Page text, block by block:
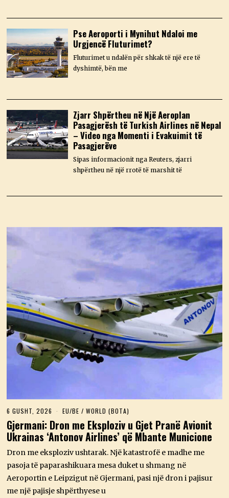
Pse Aeroporti i Mynihut Ndaloi me
Urgjencë Fluturimet?
Fluturimet u ndalën për shkak të një ere të
dyshimtë, bën me
Zjarr Shpërtheu në Një Aeroplan
Pasagjerësh të Turkish Airlines në Nepal
– Video nga Momenti i Evakuimit të
Pasagjerëve
Sipas informacionit nga Reuters, zjarri
shpërtheu në një rrotë të marshit të
6 GUSHT, 2026
G
U
S
H
T
2
0
6
EU/BE / WORLD (BOTA)
Gjermani: Dron me Eksploziv u Gjet Pranë Avionit
Ukrainas ‘Antonov Airlines’ që Mbante Municione
Dron me eksploziv ushtarak. Një katastrofë e madhe me
pasoja të paparashikuara mesa duket u shmang në
Aeroportin e Leipzigut në Gjermani, pasi një dron i pajisur
me një pajisje shpërthyese u